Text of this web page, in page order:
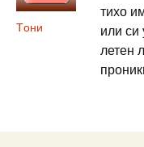
Tони
тихо
или си
летен